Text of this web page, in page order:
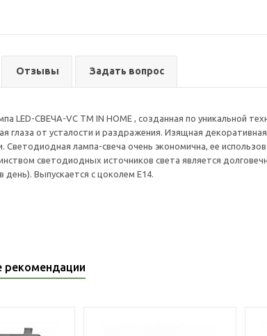
Отзывы Задать вопрос
LED-СВЕЧА-VC ТМ IN HOME , созданная по уникальной
глаза от усталости и раздражения. Изящная
Светодиодная лампа-свеча очень экономична, ее
светодиодных источников света является
день). Выпускается с цоколем Е14.
рекомендации